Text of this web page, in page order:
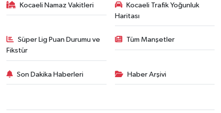
Kocaeli Namaz Vakitleri
Kocaeli Trafik Yoğunluk
Haritası
Süper Lig Puan Durumu ve
Fikstür
Tüm Manşetler
Son Dakika Haberleri Haber Arşivi